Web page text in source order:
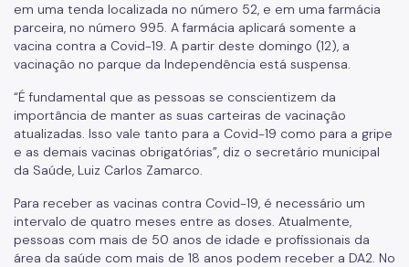
em uma tenda localizada no número 52, e em uma farmácia
parceira, no número 995. A farmácia aplicará somente a
vacina contra a Covid-19. A partir deste domingo (12), a
vacinação no parque da Independência está suspensa.
“É fundamental que as pessoas se conscientizem da
importância de manter as suas carteiras de vacinação
atualizadas. Isso vale tanto para a Covid-19 como para a gripe
e as demais vacinas obrigatórias”, diz o secretário municipal
da Saúde, Luiz Carlos Zamarco.
Para receber as vacinas contra Covid-19, é necessário um
intervalo de quatro meses entre as doses. Atualmente,
pessoas com mais de 50 anos de idade e profissionais da
área da saúde com mais de 18 anos podem receber a DA2. No